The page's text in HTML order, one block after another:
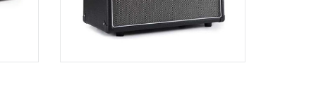
Việt Thương Music - 102Q An
Dương Vương
102Q Đường An Dương Vương,
Phường An Đông, TPHCM, Quận 5, Hồ